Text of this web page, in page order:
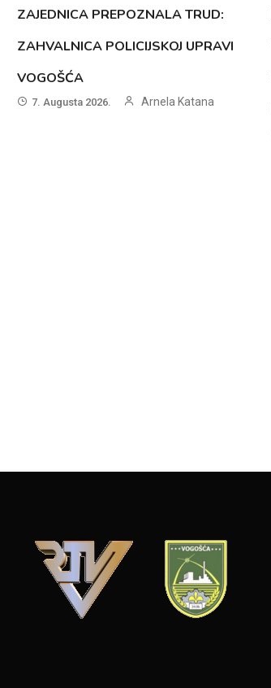
ZAJEDNICA PREPOZNALA TRUD:
ZAHVALNICA POLICIJSKOJ UPRAVI
VOGOŠĆA
7. Augusta 2026. Arnela Katana